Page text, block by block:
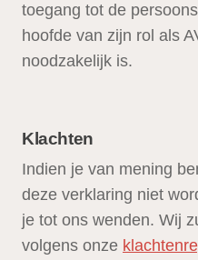
toegang tot de
hoofde van zijn rol als
noodzakelijk is.
Klachten
Indien je van mening
deze verklaring niet
je tot ons wenden. Wij
volgens onze